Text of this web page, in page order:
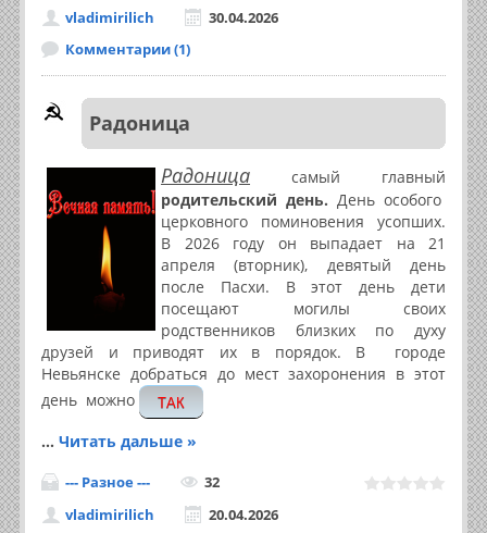
vladimirilich
30.04.2026
Комментарии (1)
Радоница
Радоница самый главный
родительский день. День особого
церковного поминовения усопших.
В 2026 году он выпадает на 21
апреля (вторник), девятый день
после Пасхи. В этот день дети
посещают могилы своих
родственников близких по духу
друзей и приводят их в порядок. В городе
Невьянске добраться до мест захоронения в этот
день можно
ТАК
... Читать дальше »
--- Разное ---
32
vladimirilich
20.04.2026